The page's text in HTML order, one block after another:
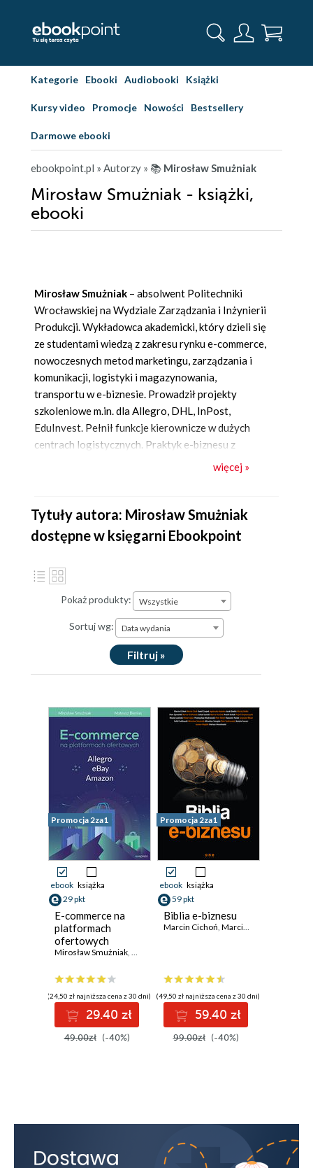
Kategorie Ebooki Audiobooki Książki
Kursy video Promocje Nowości Bestsellery
Darmowe ebooki
ebookpoint.pl » Autorzy » 📚 Mirosław Smużniak
Mirosław Smużniak - książki,
ebooki
Mirosław Smużniak – absolwent Politechniki
Wrocławskiej na Wydziale Zarządzania i Inżynierii
Produkcji. Wykładowca akademicki, który dzieli się
ze studentami wiedzą z zakresu rynku e-commerce,
nowoczesnych metod marketingu, zarządzania i
komunikacji, logistyki i magazynowania,
transportu w e-biznesie. Prowadził projekty
szkoleniowe m.in. dla Allegro, DHL, InPost,
EduInvest. Pełnił funkcje kierownicze w dużych
centrach logistycznych. Praktyk e-biznesu z
dwunastoletnim stażem. Na co dzień pomaga
połączone z systemami automatyzującymi e-
commerce. Jest autorem wielu publikacji
poświęconych e-commerce oraz współautorem
(2013).
więcej »
Tytuły autora: Mirosław Smużniak
dostępne w księgarni Ebookpoint
Pokaż produkty: Wszystkie
Sortuj wg: Data wydania
Filtruj »
Promocja 2za1
ebook książka
29 pkt
E-commerce na
platformach
ofertowych
Allegro, eBay,
Mirosław Smużniak, Mateusz Bienias
(24,50 zł najniższa cena z 30 dni)
29.40 zł
49.00zł (-40%)
Promocja 2za1
ebook książka
59 pkt
Biblia e-biznesu
Marcin Cichoń, Marcin Cisek
(49,50 zł najniższa cena z 30 dni)
59.40 zł
99.00zł (-40%)